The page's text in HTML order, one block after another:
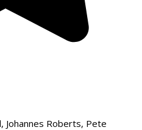
Johannes Roberts, Pete